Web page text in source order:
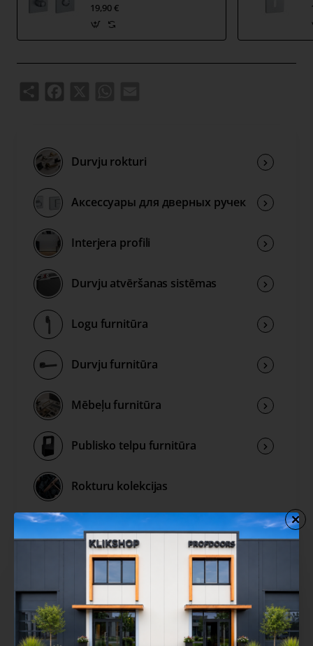
2 gab. montāžas rozetes (tā saucamie montāžas
8x8mm diametra rokturis;
2 gab M4 caururbuma skrūves;
19,90 €
Durvju rokturi
Аксессуары для дверных ручек
Interjera profili
Durvju atvēršanas sistēmas
Logu furnitūra
Durvju furnitūra
Mēbeļu furnitūra
Publisko telpu furnitūra
Rokturu kolekcijas
Izpārdošana